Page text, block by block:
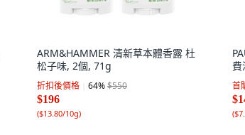
ARM&HAMMER 清新草本體香露 杜
松子味, 2個, 71g
折扣後價格 64%$550
$196
($13.80/10g)
首
(